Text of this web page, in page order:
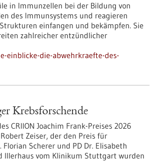
in Immunzellen bei der Bildung von
des Immunsystems und reagieren
einfangen und bekämpfen. Sie
zahlreicher entzündlicher
die-abwehrkraefte-des-
Krebsforschende
CRIION Joachim Frank-Preises 2026
Zeiser, der den Preis für
Scherer und PD Dr. Elisabeth
Illerhaus vom Klinikum Stuttgart wurden